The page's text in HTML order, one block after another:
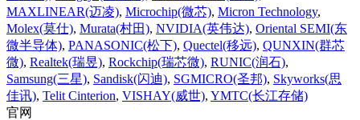
MAXLINEAR(迈凌), Microchip(微芯), Micron Technology,
Molex(莫仕), Murata(村田), NVIDIA(英伟达), Oriental SEMI(东
微半导体), PANASONIC(松下), Quectel(移远), QUNXIN(群芯
微), Realtek(瑞昱), Rockchip(瑞芯微), RUNIC(润石),
Samsung(三星), Sandisk(闪迪), SGMICRO(圣邦), Skyworks(思
佳讯), Telit Cinterion, VISHAY(威世), YMTC(长江存储)
官网